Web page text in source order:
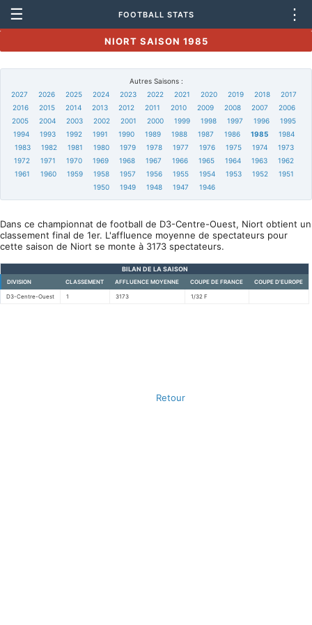
☰ FOOTBALL STATS ⋮
NIORT SAISON 1985
Autres Saisons :
2027
2026 2025 2024 2023 2022 2021 2020 2019 2018
2017
2016
2015 2014 2013 2012 2011 2010 2009 2008 2007
2006
2005
2004 2003 2002 2001 2000 1999 1998 1997 1996
1995
1994
1993 1992 1991 1990 1989 1988 1987 1986 1985
1984
1983
1982 1981 1980 1979 1978 1977 1976 1975 1974
1973
1972
1971 1970 1969 1968 1967 1966 1965 1964 1963
1962
1961
1960 1959 1958 1957 1956 1955 1954 1953 1952
1951
1950
1949 1948 1947 1946
Dans ce championnat de football de D3-Centre-Ouest, Niort obtient un
classement final de 1er. L'affluence moyenne de spectateurs pour
cette saison de Niort se monte à 3173 spectateurs.
BILAN DE LA SAISON
DIVISION CLASSEMENT AFFLUENCE MOYENNE COUPE DE FRANCE COUPE D'EUROPE
D3-Centre-Ouest 1 3173 1/32 F
Retour